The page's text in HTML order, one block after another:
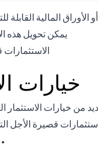
المالية القابلة
يمكن تحويل هذه
خيارات
من خيارات الاستثمار
قصيرة الأجل
●